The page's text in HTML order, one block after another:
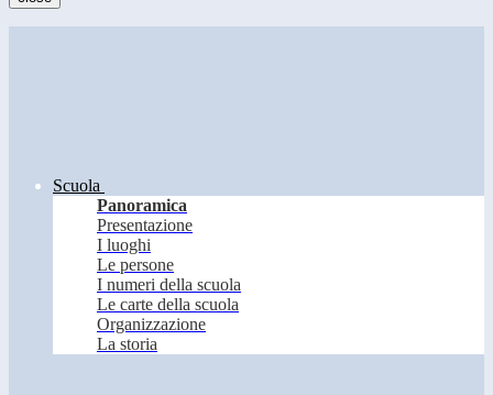
Scuola
Panoramica
Presentazione
I luoghi
Le persone
I numeri della scuola
Le carte della scuola
Organizzazione
La storia